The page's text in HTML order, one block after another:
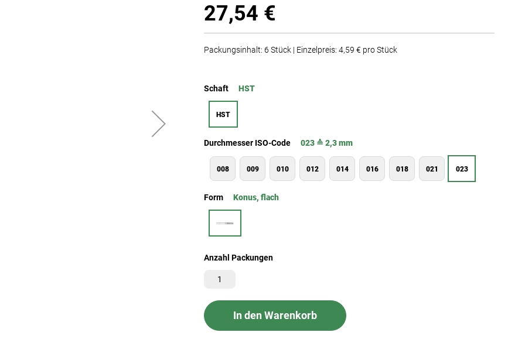
27,54 €
Packungsinhalt: 6 Stück | Einzelpreis: 4,59 € pro Stück
Schaft HST
HST
Durchmesser ISO-Code 023 ≙ 2,3 mm
008 009 010 012 014 016 018 021 023
Form Konus, flach
Anzahl Packungen
In den Warenkorb